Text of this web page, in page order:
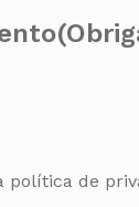
política de